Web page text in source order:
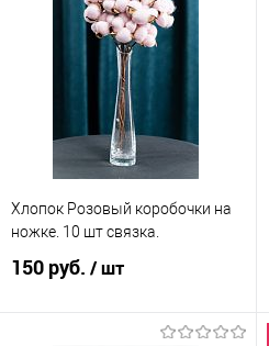
Купить в 1 клик
Сравнение
В избранное
Хлопок Розовый коробочки на
ножке. 10 шт связка.
150 руб. / шт